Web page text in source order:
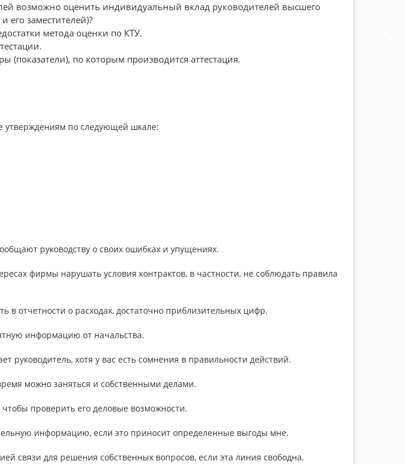
возможно оценить индивидуальный вклад руководителей высшего
его заместителей)?
метода оценки по КТУ.
(показатели), по которым производится аттестация.
по следующей шкале:
руководству о своих ошибках и упущениях.
фирмы нарушать условия контрактов, в частности, не соблюдать правила
в отчетности о расходах, достаточно приблизительных цифр.
информацию от начальства.
руководитель, хотя у вас есть сомнения в правильности действий.
можно заняться и собственными делами.
проверить его деловые возможности.
информацию, если это приносит определенные выгоды мне.
связи для решения собственных вопросов, если эта линия свободна.